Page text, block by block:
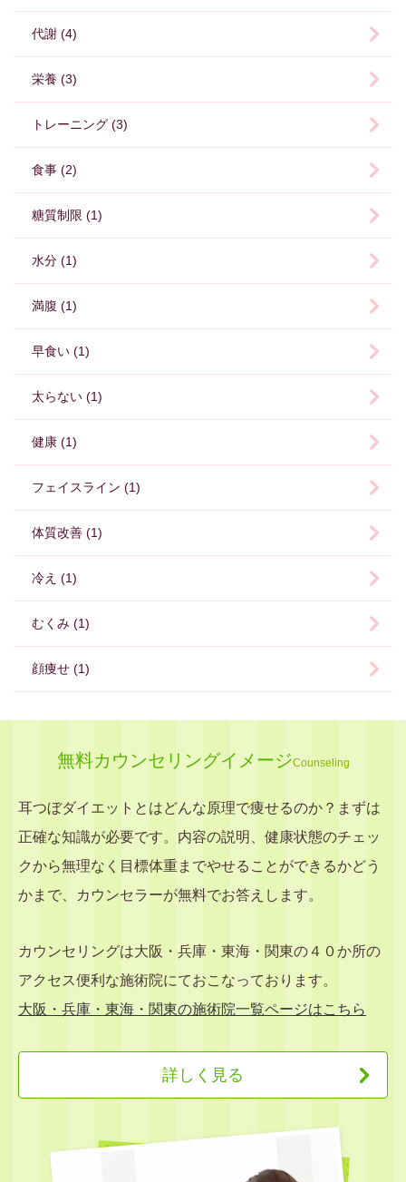
代謝 (4)
栄養 (3)
トレーニング (3)
食事 (2)
糖質制限 (1)
水分 (1)
満腹 (1)
早食い (1)
太らない (1)
健康 (1)
フェイスライン (1)
体質改善 (1)
冷え (1)
むくみ (1)
顔痩せ (1)
無料カウンセリングイメージCounseling
耳つぼダイエットとはどんな原理で痩せるのか？まずは
正確な知識が必要です。内容の説明、健康状態のチェッ
クから無理なく目標体重までやせることができるかどう
かまで、カウンセラーが無料でお答えします。
カウンセリングは大阪・兵庫・東海・関東の４０か所の
アクセス便利な施術院にておこなっております。
大阪・兵庫・東海・関東の施術院一覧ページはこちら
詳しく見る